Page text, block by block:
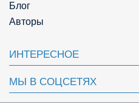
Блог
Авторы
ИНТЕРЕСНОЕ
МЫ В СОЦСЕТЯХ